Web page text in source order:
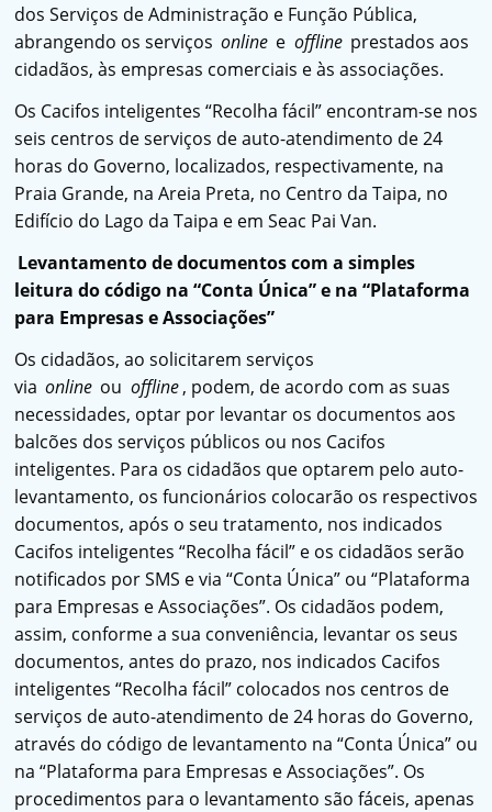
dos Serviços de Administração e Função Pública,
abrangendo os serviços online e offline prestados aos
cidadãos, às empresas comerciais e às associações.
Os Cacifos inteligentes “Recolha fácil” encontram-se nos
seis centros de serviços de auto-atendimento de 24
horas do Governo, localizados, respectivamente, na
Praia Grande, na Areia Preta, no Centro da Taipa, no
Edifício do Lago da Taipa e em Seac Pai Van.
Levantamento de documentos com a simples
leitura do código na “Conta Única” e na “Plataforma
para Empresas e Associações”
Os cidadãos, ao solicitarem serviços
via online ou offline , podem, de acordo com as suas
necessidades, optar por levantar os documentos aos
balcões dos serviços públicos ou nos Cacifos
inteligentes. Para os cidadãos que optarem pelo auto-
levantamento, os funcionários colocarão os respectivos
documentos, após o seu tratamento, nos indicados
Cacifos inteligentes “Recolha fácil” e os cidadãos serão
notificados por SMS e via “Conta Única” ou “Plataforma
para Empresas e Associações”. Os cidadãos podem,
assim, conforme a sua conveniência, levantar os seus
documentos, antes do prazo, nos indicados Cacifos
inteligentes “Recolha fácil” colocados nos centros de
serviços de auto-atendimento de 24 horas do Governo,
através do código de levantamento na “Conta Única” ou
na “Plataforma para Empresas e Associações”. Os
procedimentos para o levantamento são fáceis, apenas